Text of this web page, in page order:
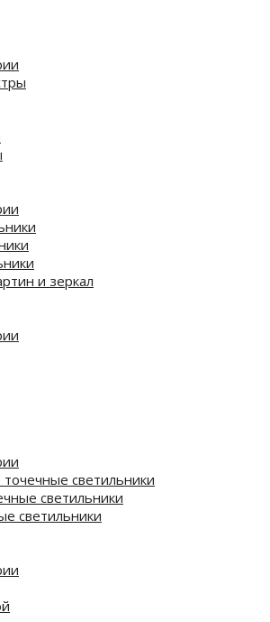
и зеркал
светильники
светильники
светильники